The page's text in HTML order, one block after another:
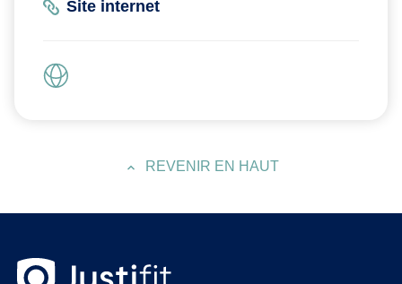
Site internet
REVENIR EN HAUT